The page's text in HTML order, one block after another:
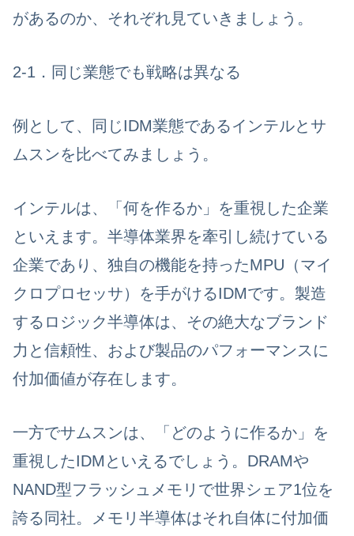
があるのか、それぞれ見ていきましょう。
2-1．同じ業態でも戦略は異なる
例として、同じIDM業態であるインテルとサ
ムスンを比べてみましょう。
インテルは、「何を作るか」を重視した企業
といえます。半導体業界を牽引し続けている
企業であり、独自の機能を持ったMPU（マイ
クロプロセッサ）を手がけるIDMです。製造
するロジック半導体は、その絶大なブランド
力と信頼性、および製品のパフォーマンスに
付加価値が存在します。
一方でサムスンは、「どのように作るか」を
重視したIDM といえるでしょう。 DRAMや
NAND型フラッシュメモリで世界シェア1位を
誇る同社。
メモリ半導体はそれ自体に付加価